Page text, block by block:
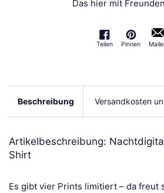
Das hier mit
Teilen
Pinnen
Beschreibung Versandkosten
Artikelbeschreibung:
Shirt
Es gibt vier Prints limitiert – da freut